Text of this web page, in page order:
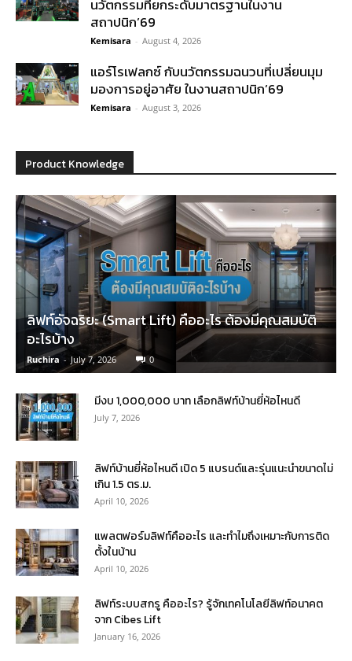
นวัตกรรมที่ยกระดับมาตรฐานในงาน
สถาปนิก’69
Kemisara - August 4, 2026
แอร์โรเฟลกซ์ กับนวัตกรรมฉนวนที่เปลี่ยนมุม
มองการอยู่อาศัย ในงานสถาปนิก’69
Kemisara - August 3, 2026
Product Knowledge
ลิฟท์อัจฉริยะ (Smart Lift) คืออะไร ต้องมีคุณสมบัติ
อะไรบ้าง
Ruchira - July 7, 2026 0
มีงบ 1,000,000 บาท เลือกลิฟท์บ้านยี่ห้อไหนดี
July 7, 2026
ลิฟท์บ้านยี่ห้อไหนดี เปิด 5 แบรนด์และรุ่นแนะนำขนาดไม่
เกิน 1.5 ตร.ม.
April 10, 2026
แพลตฟอร์มลิฟท์คืออะไร และทำไมถึงเหมาะกับการติด
ตั้งในบ้าน
April 10, 2026
ลิฟท์ระบบสกรู คืออะไร? รู้จักเทคโนโลยีลิฟท์อนาคต
จาก Cibes Lift
January 16, 2026